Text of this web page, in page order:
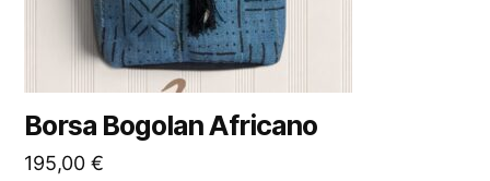
Borsa Bogolan Africano
195,00 €